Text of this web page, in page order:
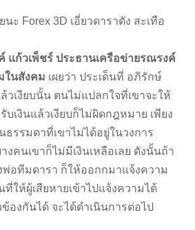
แก้วเพ็ชร์ ประธานเครือข่ายรณรงค์
ในสังคม เผยว่า ประเด็นที่ อภิรักษ์
วเงียบนั้น ตนไม่แปลกใจที่เขาจะให้
บเงินแล้วเงียบก็ไม่ผิดกฎหมาย เพียง
ธรรมดาที่เขาไม่ได้อยู่ในวงการ
งคนเขาก็ไม่มีเงินเหลือเลย ดังนั้นถ้า
พ่อทีมดารา ก็ให้ออกกมาแจ้งความ
ที่ให้ผู้เสียหายเข้าไปแจ้งความได้
องกันได้ จะได้ดำเนินการต่อไป